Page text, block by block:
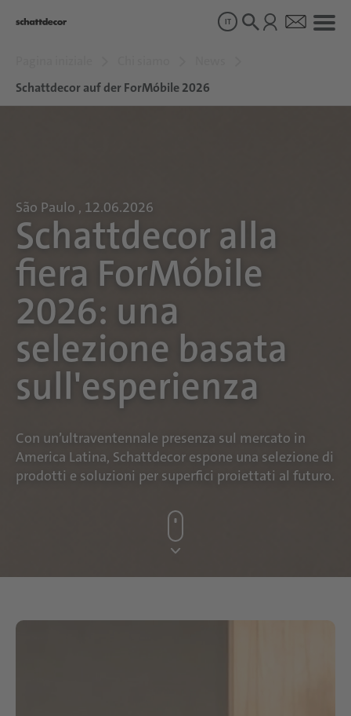
Disegni
Sostenibilità
Carriera
IT
Schattdecor auf der ForMóbile 2026
São Paulo , 12.06.2026
Schattdecor alla
fiera ForMóbile
2026: una
selezione basata
sull'esperienza
Con un’ultraventennale presenza sul mercato in
America Latina, Schattdecor espone una selezione di
prodotti e soluzioni per superfici proiettati al futuro.